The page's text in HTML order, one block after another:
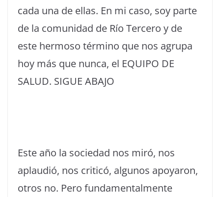
cada una de ellas. En mi caso, soy parte
de la comunidad de Río Tercero y de
este hermoso término que nos agrupa
hoy más que nunca, el EQUIPO DE
SALUD. SIGUE ABAJO
Este año la sociedad nos miró, nos
aplaudió, nos criticó, algunos apoyaron,
otros no. Pero fundamentalmente